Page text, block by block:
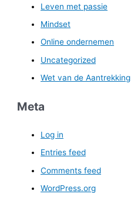
Leven met passie
Mindset
Online ondernemen
Uncategorized
Wet van de Aantrekking
Meta
Log in
Entries feed
Comments feed
WordPress.org